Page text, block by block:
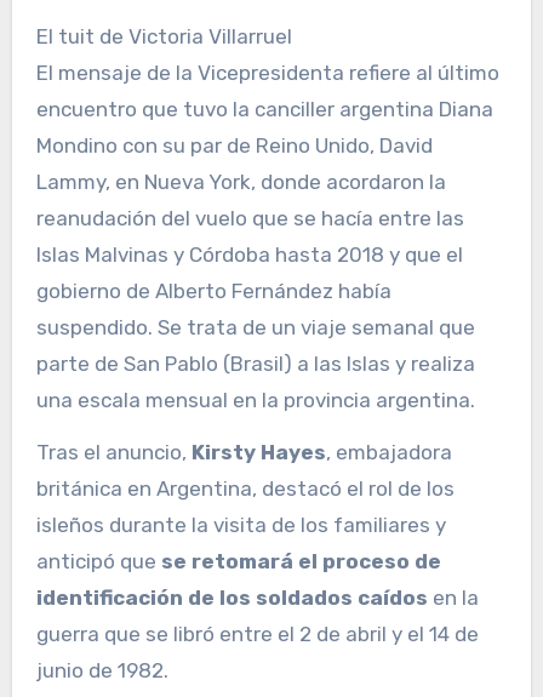
El tuit de Victoria Villarruel
El mensaje de la Vicepresidenta refiere al último
encuentro que tuvo la canciller argentina Diana
Mondino con su par de Reino Unido, David
Lammy, en Nueva York, donde acordaron la
reanudación del vuelo que se hacía entre las
Islas Malvinas y Córdoba hasta 2018 y que el
gobierno de Alberto Fernández había
suspendido. Se trata de un viaje semanal que
parte de San Pablo (Brasil) a las Islas y realiza
una escala mensual en la provincia argentina.
Tras el anuncio, Kirsty Hayes, embajadora
británica en Argentina, destacó el rol de los
isleños durante la visita de los familiares y
anticipó que se retomará el proceso de
identificación de los soldados caídos en la
guerra que se libró entre el 2 de abril y el 14 de
junio de 1982.